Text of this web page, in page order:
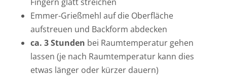
Emmer-Grießmehl auf die Oberfläche
aufstreuen und Backform abdecken
ca. 3 Stunden bei Raumtemperatur gehen
lassen (je nach Raumtemperatur kann dies
etwas länger oder kürzer dauern)